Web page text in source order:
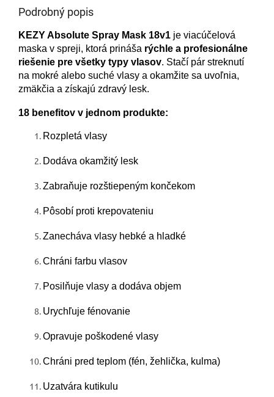
Podrobný popis
KEZY Absolute Spray Mask 18v1 je viacúčelová
maska v spreji, ktorá prináša rýchle a profesionálne
riešenie pre všetky typy vlasov. Stačí pár streknutí
na mokré alebo suché vlasy a okamžite sa uvoľnia,
zmäkčia a získajú zdravý lesk.
18 benefitov v jednom produkte:
Rozpletá vlasy
Dodáva okamžitý lesk
Zabraňuje rozštiepeným končekom
Pôsobí proti krepovateniu
Zanecháva vlasy hebké a hladké
Chráni farbu vlasov
Posilňuje vlasy a dodáva objem
Urychľuje fénovanie
Opravuje poškodené vlasy
Chráni pred teplom (fén, žehlička, kulma)
Uzatvára kutikulu